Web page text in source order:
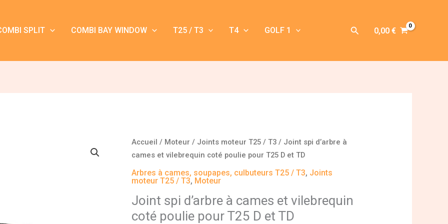
SPLIT COMBI BAY WINDOW T25 / T3 T4 GOLF 1 Rechercher
0,00 €
Accueil / Moteur / Joints moteur T25 / T3 / Joint spi d’arbre à
cames et vilebrequin coté poulie pour T25 D et TD
Arbres à cames, soupapes, culbuteurs T25 / T3, Joints
moteur T25 / T3, Moteur
Joint spi d’arbre à cames et vilebrequin
coté poulie pour T25 D et TD
quantité
de
Joint
spi
d'arbre
à
cames